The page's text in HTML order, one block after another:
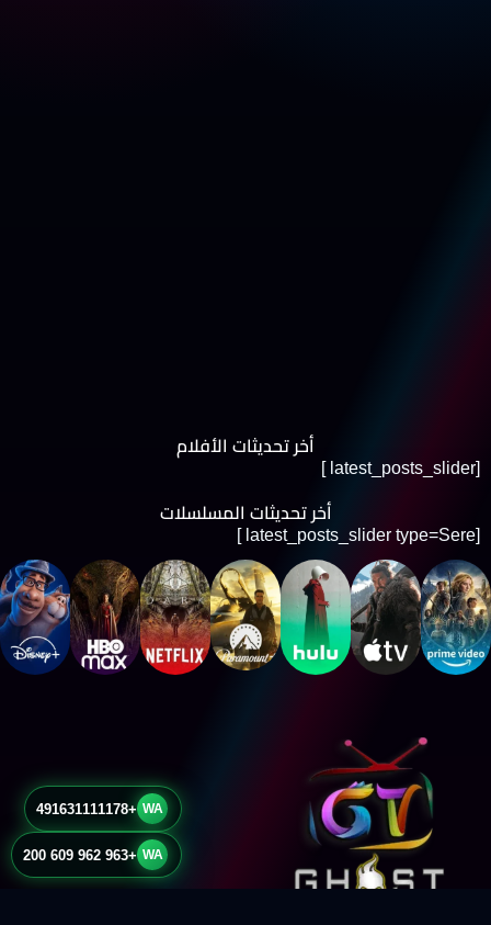
أخر تحديثات الأفلام
[latest_posts_slider ]
أخر تحديثات المسلسلات
[latest_posts_slider type=Sere ]
WA
+491631111178
WA
+963 962 609 200